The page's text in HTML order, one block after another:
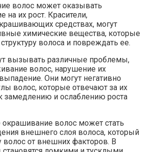
волос может оказывать
на их рост. Красители,
средствах, могут
химические вещества, которые
волоса и повреждать ее.
вызывать различные проблемы,
волос, нарушение их
Они могут негативно
волос, которые отвечают за их
замедлению и ослаблению роста
окрашивание волос может стать
внешнего слоя волоса, который
волос от внешних факторов. В